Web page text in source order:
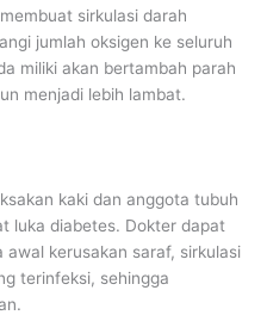
sirkulasi darah
jumlah oksigen ke seluruh
miliki akan bertambah parah
menjadi lebih lambat.
kaki dan anggota tubuh
luka diabetes. Dokter dapat
kerusakan saraf, sirkulasi
terinfeksi, sehingga